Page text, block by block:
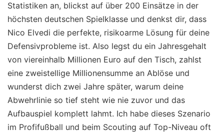
Statistiken an, blickst auf über 200 Einsätze in der
höchsten deutschen Spielklasse und denkst dir, dass
Nico Elvedi die perfekte, risikoarme Lösung für deine
Defensivprobleme ist. Also legst du ein Jahresgehalt
von viereinhalb Millionen Euro auf den Tisch, zahlst
eine zweistellige Millionensumme an Ablöse und
wunderst dich zwei Jahre später, warum deine
Abwehrlinie so tief steht wie nie zuvor und das
Aufbauspiel komplett lahmt. Ich habe dieses Szenario
im Profifußball und beim Scouting auf Top-Niveau oft